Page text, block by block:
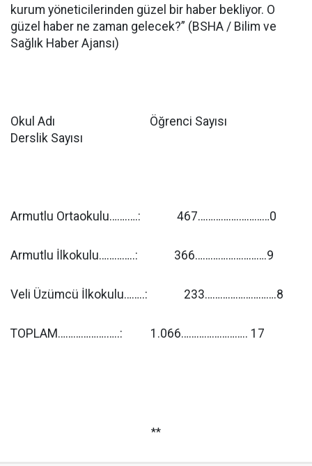
kurum yöneticilerinden güzel bir haber bekliyor. O
güzel haber ne zaman gelecek?” (BSHA / Bilim ve
Sağlık Haber Ajansı)
Okul Adı Öğrenci Sayısı
Derslik Sayısı
Armutlu Ortaokulu…….….: 467…………….…………0
Armutlu İlkokulu…………..: 366……………………….9
Veli Üzümcü İlkokulu……..: 233……………………….8
TOPLAM……………….…..: 1.066…………………….. 17
**